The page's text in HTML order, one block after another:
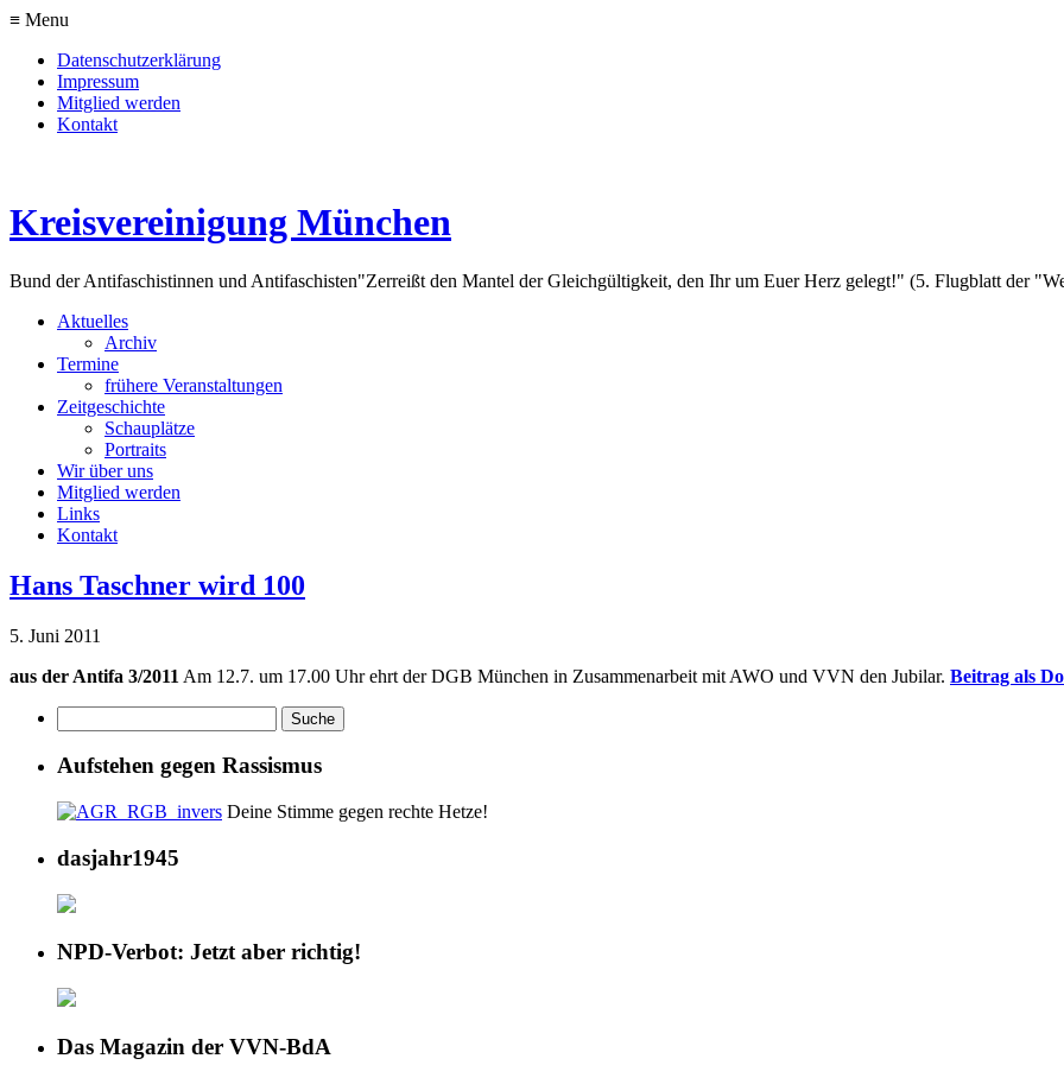
≡ Menu
Datenschutzerklärung
Impressum
Mitglied werden
Kontakt
Kreisvereinigung München
Bund der Antifaschistinnen und Antifaschisten"Zerreißt den Mantel der Gleichgültigkeit, den Ihr um Euer Herz gelegt!" (5. Flugblatt der
Aktuelles
Archiv
Termine
frühere Veranstaltungen
Zeitgeschichte
Schauplätze
Portraits
Wir über uns
Mitglied werden
Links
Kontakt
Hans Taschner wird 100
5. Juni 2011
aus der Antifa 3/2011 Am 12.7. um 17.00 Uhr ehrt der DGB München in Zusammenarbeit mit AWO und VVN den Jubilar. Beitrag als
Aufstehen gegen Rassismus
Deine Stimme gegen rechte Hetze!
dasjahr1945
NPD-Verbot: Jetzt aber richtig!
Das Magazin der VVN-BdA